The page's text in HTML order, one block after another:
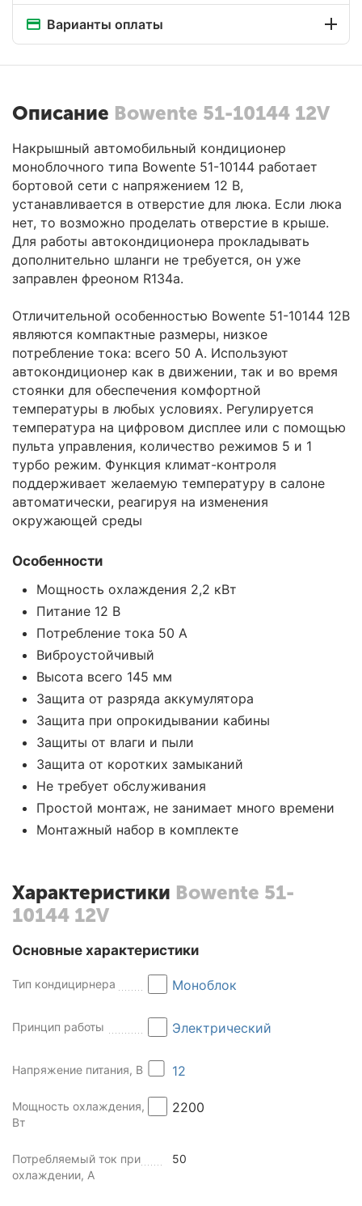
Варианты оплаты
Описание Bowente 51-10144 12V
Накрышный автомобильный кондиционер
моноблочного типа Bowente 51-10144 работает
бортовой сети с напряжением 12 В,
устанавливается в отверстие для люка. Если люка
нет, то возможно проделать отверстие в крыше.
Для работы автокондиционера прокладывать
дополнительно шланги не требуется, он уже
заправлен фреоном R134a.
Отличительной особенностью Bowente 51-10144 12В
являются компактные размеры, низкое
потребление тока: всего 50 А. Используют
автокондиционер как в движении, так и во время
стоянки для обеспечения комфортной
температуры в любых условиях. Регулируется
температура на цифровом дисплее или с помощью
пульта управления, количество режимов 5 и 1
турбо режим. Функция климат-контроля
поддерживает желаемую температуру в салоне
автоматически, реагируя на изменения
окружающей среды
Особенности
Мощность охлаждения 2,2 кВт
Питание 12 В
Потребление тока 50 А
Виброустойчивый
Высота всего 145 мм
Защита от разряда аккумулятора
Защита при опрокидывании кабины
Защиты от влаги и пыли
Защита от коротких замыканий
Не требует обслуживания
Простой монтаж, не занимает много времени
Монтажный набор в комплекте
Характеристики Bowente 51-
10144 12V
Основные характеристики
Тип кондицирнера Моноблок
Принцип работы Электрический
Напряжение питания, В 12
Мощность охлаждения,
Вт
2200
Потребляемый ток при
охлаждении, А
50